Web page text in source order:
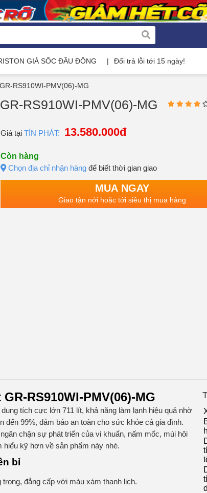
GIÁ SỐC ĐẦU ĐÔNG Đổi trả lỗi tới 15 ngày!
RS910WI-PMV(06)-MG
RS910WI-PMV(06)-MG
Giá tại TÍN PHÁT: 13.580.000đ
Còn hàng
Chọn địa chỉ nhận hàng để biết thời gian giao
MUA NGAY
Giao tận nới hoặc tới siêu thị mua hàng
RS910WI-PMV(06)-MG
tích cực lớn 711 lít, khả năng làm lạnh hiệu quả nhờ
đến 99%, đảm bảo an toàn cho sức khỏe cả gia đình.
chặn sự phát triển của vi khuẩn, nấm mốc, mùi hôi
kỹ hơn về sản phẩm này nhé.
bỉ
đẳng cấp với màu xám thanh lịch.